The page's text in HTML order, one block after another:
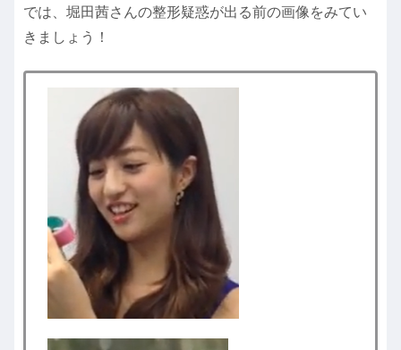
では、堀田茜さんの整形疑惑が出る前の画像をみてい
きましょう！